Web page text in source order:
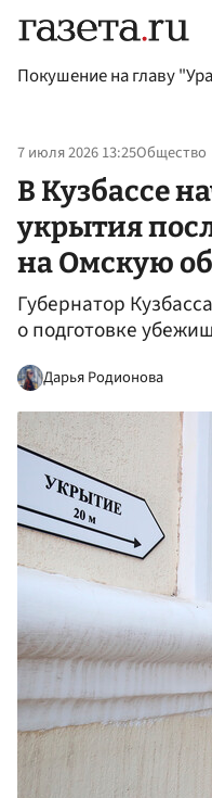
Покушение на главу
7 июля 2026 13:25Общество
В Кузбассе
укрытия
на Омскую
Губернатор
о подготовке
Дарья Родионова